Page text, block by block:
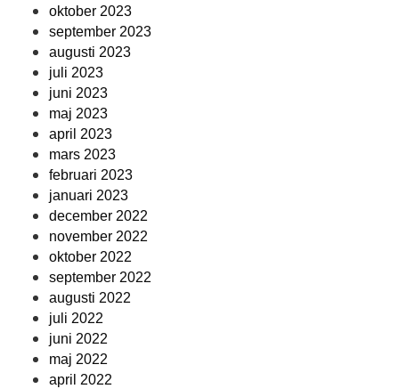
oktober 2023
september 2023
augusti 2023
juli 2023
juni 2023
maj 2023
april 2023
mars 2023
februari 2023
januari 2023
december 2022
november 2022
oktober 2022
september 2022
augusti 2022
juli 2022
juni 2022
maj 2022
april 2022